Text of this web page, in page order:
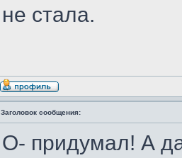
не стала.
Заголовок сообщения:
О- придумал! А